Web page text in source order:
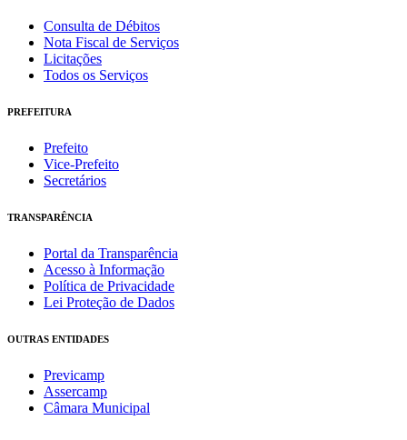
Consulta de Débitos
Nota Fiscal de Serviços
Licitações
Todos os Serviços
PREFEITURA
Prefeito
Vice-Prefeito
Secretários
TRANSPARÊNCIA
Portal da Transparência
Acesso à Informação
Política de Privacidade
Lei Proteção de Dados
OUTRAS ENTIDADES
Previcamp
Assercamp
Câmara Municipal